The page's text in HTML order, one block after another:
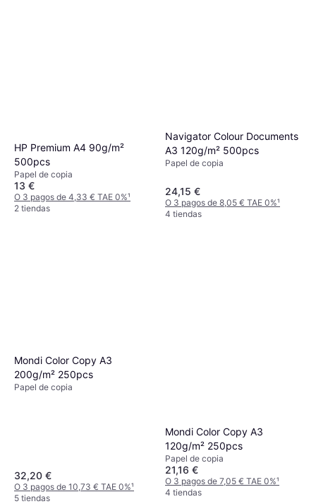
HP Premium A4 90g/m²
500pcs
Papel de copia
13 €
O 3 pagos de 4,33 € TAE 0%¹
2 tiendas
Navigator Colour Documents
A3 120g/m² 500pcs
Papel de copia
24,15 €
O 3 pagos de 8,05 € TAE 0%¹
4 tiendas
Mondi Color Copy A3
200g/m² 250pcs
Papel de copia
32,20 €
O 3 pagos de 10,73 € TAE 0%¹
5 tiendas
Mondi Color Copy A3
120g/m² 250pcs
Papel de copia
21,16 €
O 3 pagos de 7,05 € TAE 0%¹
4 tiendas